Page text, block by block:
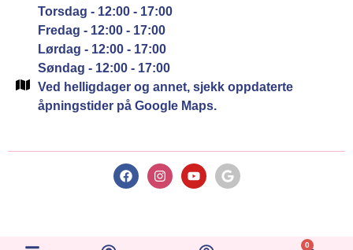
0
Torsdag - 12:00 - 17:00
Fredag - 12:00 - 17:00
Lørdag - 12:00 - 17:00
Søndag - 12:00 - 17:00
Ved helligdager og annet, sjekk oppdaterte
åpningstider på Google Maps.